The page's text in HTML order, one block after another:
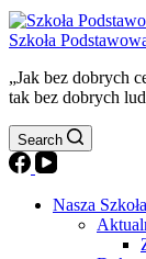
Szkoła
„Jak bez dobrych
tak bez dobrych
Search
Nasza Szkoła